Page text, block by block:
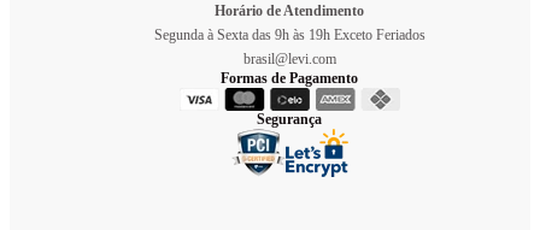
Horário de Atendimento
Segunda à Sexta das 9h às 19h Exceto Feriados
brasil@levi.com
Formas de Pagamento
Segurança